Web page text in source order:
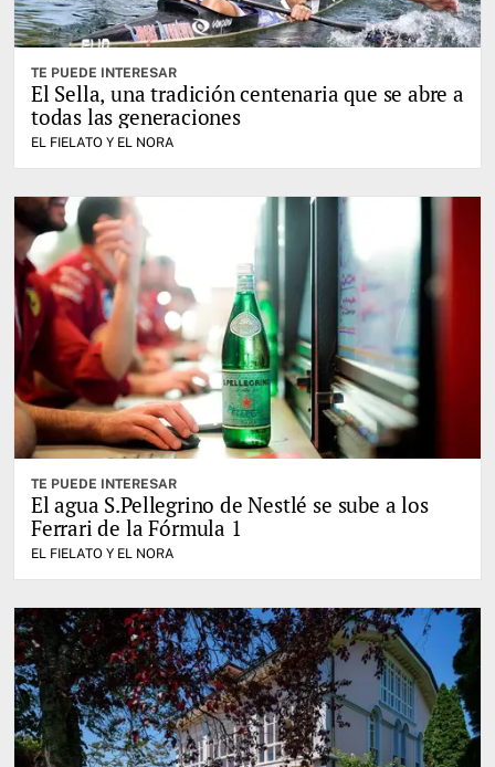
TE PUEDE INTERESAR
El Sella, una tradición centenaria que se abre a
todas las generaciones
EL FIELATO Y EL NORA
TE PUEDE INTERESAR
El agua S.Pellegrino de Nestlé se sube a los
Ferrari de la Fórmula 1
EL FIELATO Y EL NORA